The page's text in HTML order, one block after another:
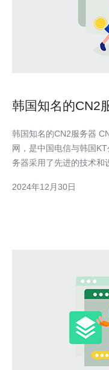
韩国知名的CN2
韩国知名的CN2服务器 CN2服务器是指位于韩国的互联网骨干
网，是中国电信与韩国
务器采用了先进的技术和
定：CN2服务器采用了先
2024年12月30日